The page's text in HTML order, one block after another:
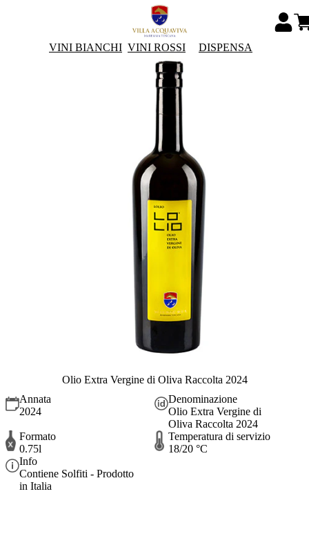
VINI BIANCHI VINI ROSSI DISPENSA
Olio Extra Vergine di Oliva Raccolta 2024
Annata
2024
Denominazione
Olio Extra Vergine di
Oliva Raccolta 2024
Formato
0.75l
Temperatura di servizio
18/20 °C
Info
Contiene Solfiti - Prodotto
in Italia